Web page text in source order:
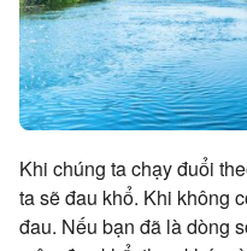
Khi chúng ta chạy đuổi
ta sẽ đau khổ. Khi không
đau. Nếu bạn đã là dòng